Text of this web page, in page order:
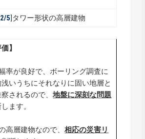
2/5]タワー形状の高層建物
】
率が良好で、ボーリング調査に
いうちにそれなりに固い地層と
されるので、地盤に深刻な問題
ます。
高層建物なので、相応の災害リ